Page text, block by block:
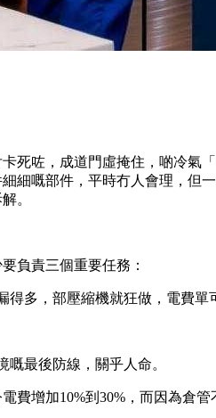
死咗，成道門虛掩住，啲冷氣
嘅部件，平時冇人會理，但
。
負責三個重要任務：
多，部壓縮機就狂做，電費單
最後防線，關乎人命。
增加10%到30%，而因為倉管